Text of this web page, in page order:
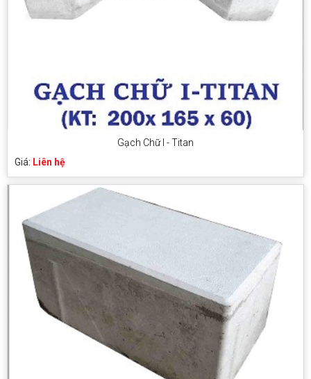
Gạch Chữ I - Titan
Giá: Liên hệ